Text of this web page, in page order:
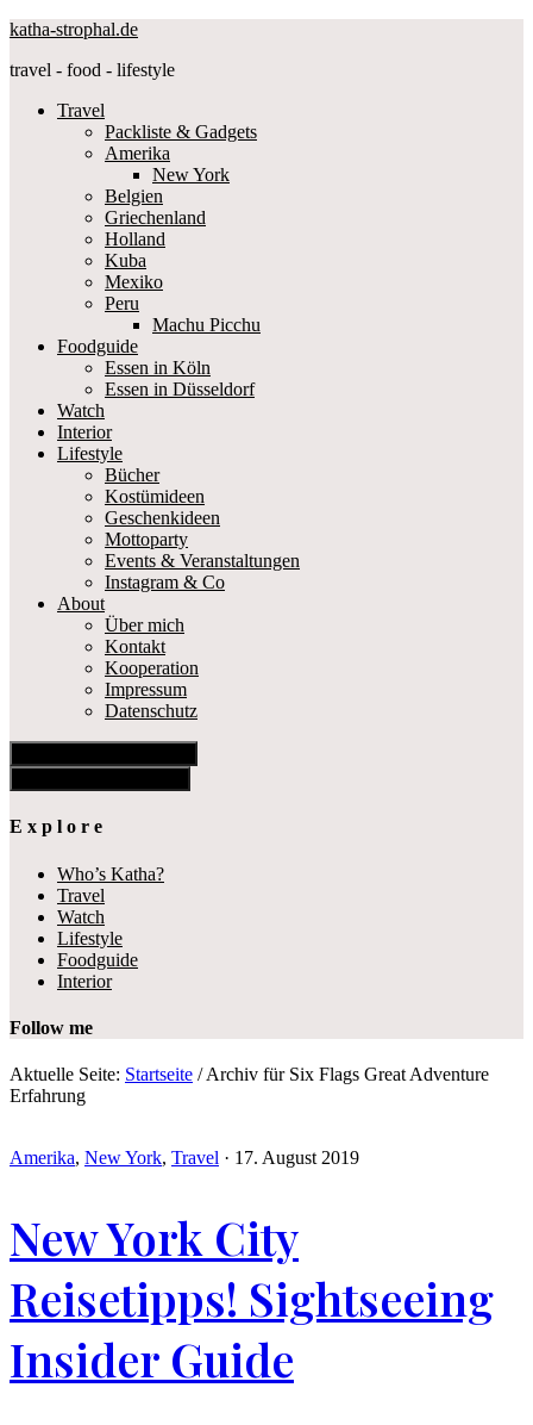
katha-strophal.de
travel - food - lifestyle
Travel
Packliste & Gadgets
Amerika
New York
Belgien
Griechenland
Holland
Kuba
Mexiko
Peru
Machu Picchu
Foodguide
Essen in Köln
Essen in Düsseldorf
Watch
Interior
Lifestyle
Bücher
Kostümideen
Geschenkideen
Mottoparty
Events & Veranstaltungen
Instagram & Co
About
Über mich
Kontakt
Kooperation
Impressum
Datenschutz
E x p l o r e
Who’s Katha?
Travel
Watch
Lifestyle
Foodguide
Interior
Follow me
Aktuelle Seite: Startseite /Archiv für Six Flags Great Adventure
Erfahrung
Amerika, New York, Travel · 17. August 2019
New York City
Reisetipps! Sightseeing
Insider Guide